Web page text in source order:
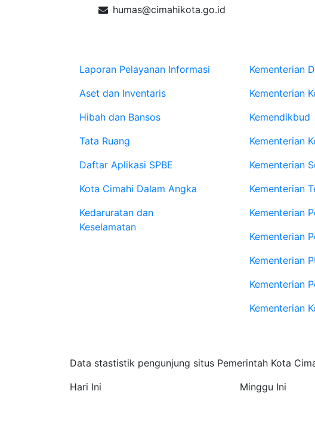
humas@cimahikota.go.id
Laporan Pelayanan Informasi
Aset dan Inventaris
Hibah dan Bansos
Tata Ruang
Daftar Aplikasi SPBE
Kota Cimahi Dalam Angka
Kedaruratan dan
Keselamatan
Kementerian
Kementerian
Kemendikbud
Kementerian
Kementerian
Kementerian
Kementerian
Kementerian
Kementerian
Kementerian
Kementerian
Data stastistik pengunjung situs Pemerintah Kota
Hari Ini
Minggu Ini